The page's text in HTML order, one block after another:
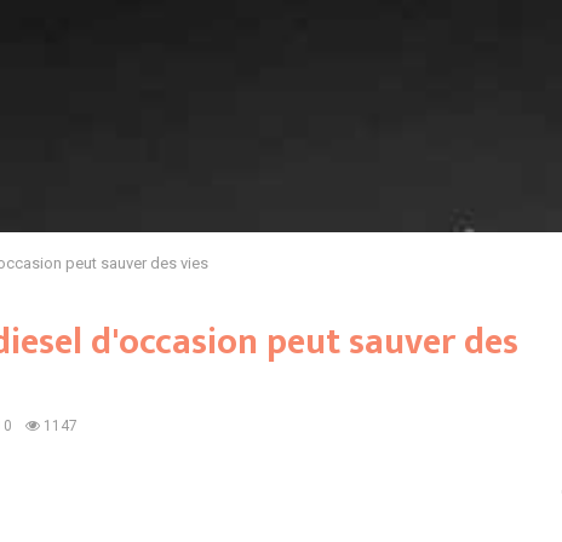
peut sauver des vies
d'occasion peut sauver des
0 1147